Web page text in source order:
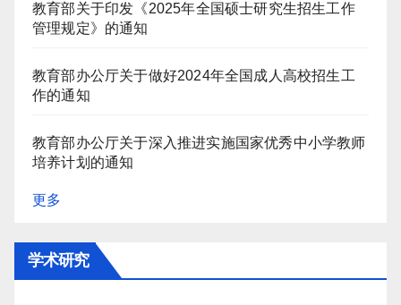
教育部关于印发《2025年全国硕士研究生招生工作
管理规定》的通知
教育部办公厅关于做好2024年全国成人高校招生工
作的通知
教育部办公厅关于深入推进实施国家优秀中小学教师
培养计划的通知
更多
学术研究